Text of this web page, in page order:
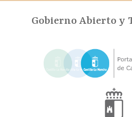
Gobierno Abierto y